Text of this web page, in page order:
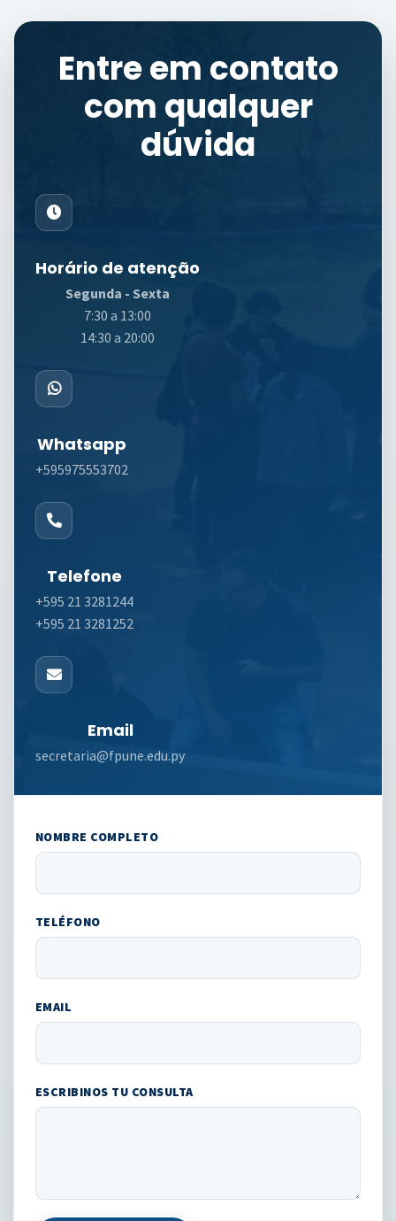
Entre em contato
com qualquer
dúvida
Horário de atenção
Segunda - Sexta
7:30 a 13:00
14:30 a 20:00
Whatsapp
+595975553702
Telefone
+595 21 3281244
+595 21 3281252
Email
secretaria@fpune.edu.py
NOMBRE COMPLETO
TELÉFONO
EMAIL
ESCRIBINOS TU CONSULTA